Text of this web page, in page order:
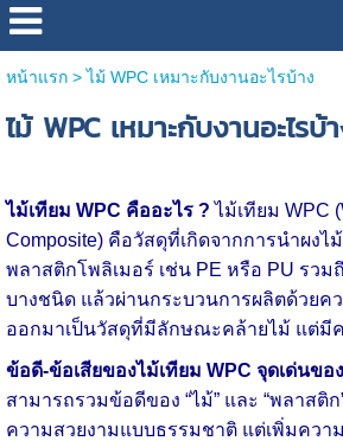
หน้าแรก>ไม้ WPC เหมาะกับงานอะไรบ้าง
ไม้ WPC เหมาะกับงานอะไรบ้
ไม้เทียม WPC คืออะไร ? ไม้เทียม WPC
Composite) คือวัสดุที่เกิดจากการนำผง
พลาสติกโพลิเมอร์ เช่น PE หรือ PU รว
บางชนิด แล้วผ่านกระบวนการผลิตด้วยค
ออกมาเป็นวัสดุที่มีลักษณะคล้ายไม้ แต่มี
ข้อดี-ข้อเสียของไม้เทียม WPC จุดเด่นขอ
สามารถรวมข้อดีของ “ไม้” และ “พลาสติ
ความสวยงามแบบธรรมชาติ แต่เพิ่มควา